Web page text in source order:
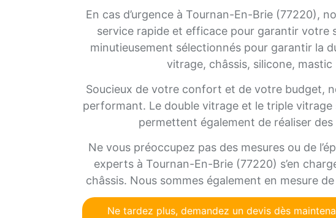
En cas d’urgence à Tournan-En-Brie (77220),
service rapide et efficace pour garantir votre
minutieusement sélectionnés pour garantir la
vitrage, châssis, silicone,
Soucieux de votre confort et de votre budget,
performant. Le double vitrage et le triple
permettent également de réaliser
Ne vous préoccupez pas des mesures ou de
experts à Tournan-En-Brie (77220) s’en
châssis. Nous sommes également en mesure
Ne tardez plus, demandez un devis dès